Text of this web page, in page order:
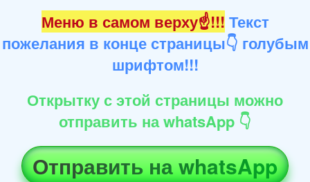
Меню в самом верху☝!!! Текст
пожелания в конце страницы👇 голубым
шрифтом!!!
Открытку с этой страницы можно
отправить на whatsApp 👇
Отправить на whatsApp